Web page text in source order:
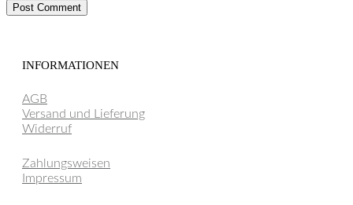
Post Comment
INFORMATIONEN
AGB
Versand und Lieferung
Widerruf
Zahlungsweisen
Impressum